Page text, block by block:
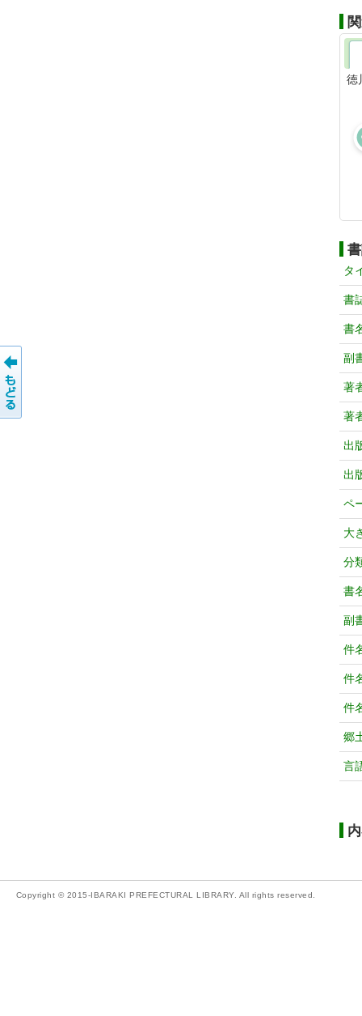
徳
タ
書
書
副
著
著
出
出
ペ
大
分
書
副
件
件
件
郷
言
Copyright © 2015-IBARAKI PREFECTURAL LIBRARY. All rights reserved.